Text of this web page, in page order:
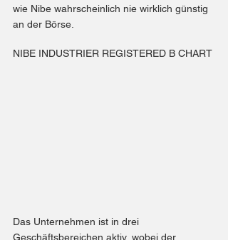
wie Nibe wahrscheinlich nie wirklich günstig
an der Börse.
NIBE INDUSTRIER REGISTERED B CHART
Das Unternehmen ist in drei
Geschäftsbereichen aktiv, wobei der